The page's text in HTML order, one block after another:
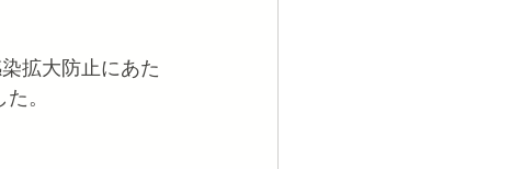
拡大防止にあた
。